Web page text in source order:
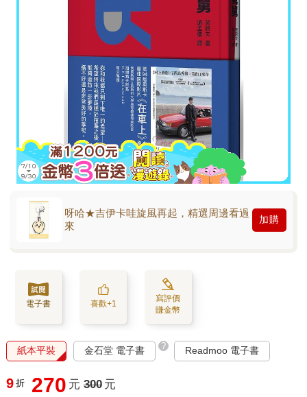
呀哈★吉伊卡哇旋風再起，精選周邊看過
來
加購
電子書 喜歡+1
寫評價
賺金幣
紙本平裝 金石堂 電子書 ? Readmoo 電子書
9 折 270 元 300 元